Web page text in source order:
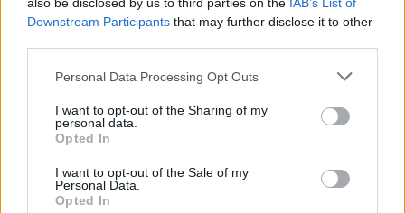
Downstream Participants that may further disclose it to other
Please note that this website/app uses one or more Google
not limited to your visit or usage behaviour. You may click to
grant or deny consent to Google and its third-party tags to
use your data for below specified purposes in below Google
consent section.
Personal Data Processing Opt Outs
I want to opt-out of the Sharing of my
personal data.
Opted In
I want to opt-out of the Sale of my
Personal Data.
Opted In
Gallura
Michelle Hunziker in Gallura, bella anche dal
Calangianus, dopo le polemiche il centro
accoglienza minori chiude